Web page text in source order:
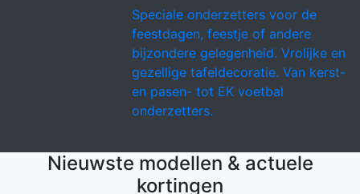
Speciale onderzetters voor de
feestdagen, feestje of andere
bijzondere gelegenheid. Vrolijke en
gezellige tafeldecoratie. Van kerst-
en pasen- tot EK voetbal
onderzetters.
Nieuwste modellen & actuele
kortingen